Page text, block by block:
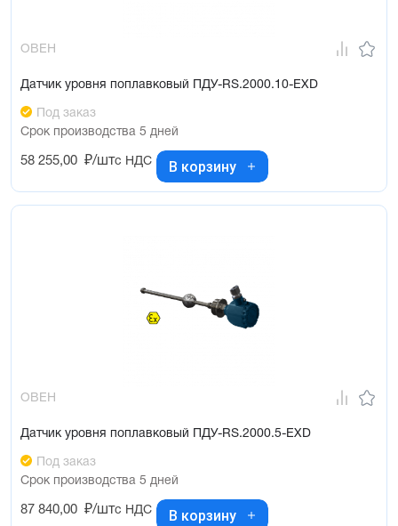
ОВЕН
Датчик уровня поплавковый ПДУ-RS.2000.10-ЕХD
Под заказ
Срок производства 5 дней
58 255,00 ₽/штс НДС В корзину
ОВЕН
Датчик уровня поплавковый ПДУ-RS.2000.5-ЕХD
Под заказ
Срок производства 5 дней
87 840,00 ₽/штс НДС В корзину